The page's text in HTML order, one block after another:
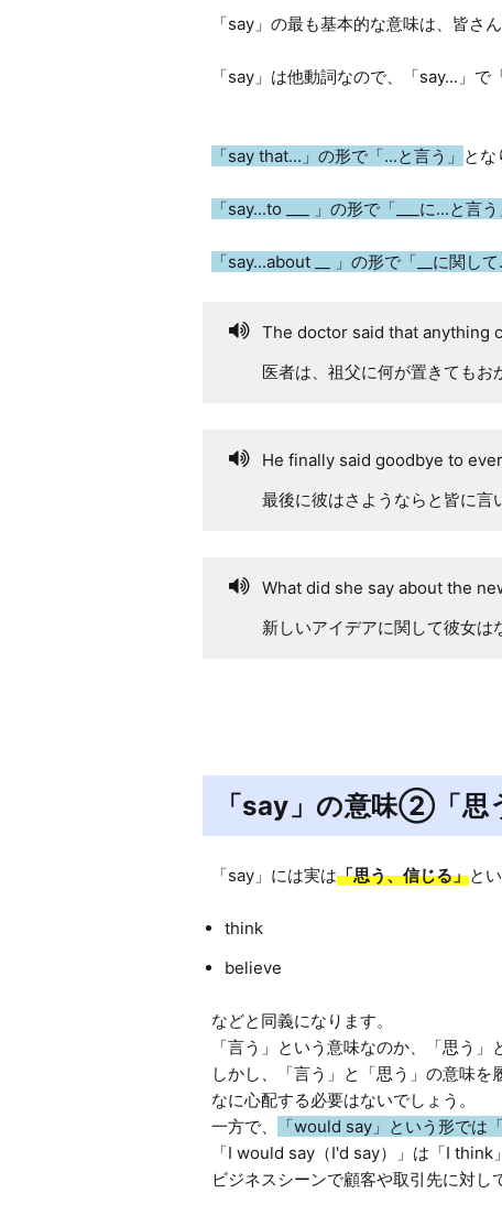
「say」の最も基本的な意味は、皆さ
「say」は他動詞なので、「say...」で
「say that...」の形で「...と言う」 とな
「say...to ___ 」の形で「___に...と言う
「say...about __ 」の形で「__に関し
The doctor said that anything
医者は、祖父に何が置きてもお
He finally said goodbye to
最後に彼はさようならと皆に言
What did she say about the
新しいアイデアに関して彼女は
「say」の意味②「思
「say」には実は「思う、信じる」
think
believe
などと同義になります。
「言う」という意味なのか、「思う
しかし、「言う」と「思う」の意味
なに心配する必要はないでしょう。
一方で、
「would say」という形では
「I would say（I'd say）」は「I think